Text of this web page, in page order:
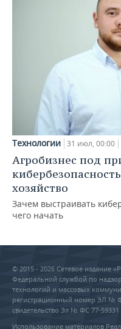
Технологии 31 июл, 00:00
Агробизнес под
хозяйство
Зачем выстраивать
чего начать
© 2015 - 2026 Сетевое издание
Федеральной службой по
технологий и массовых
регистрационный номер ЭЛ №
свидетельство Эл № ФС 77-59331
Использование материалов